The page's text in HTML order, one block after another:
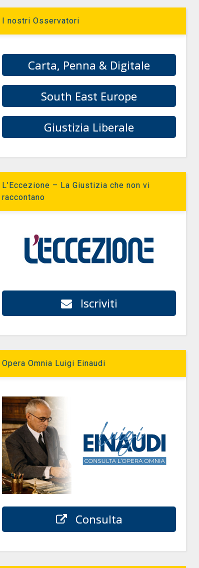
I nostri Osservatori
Carta, Penna & Digitale
South East Europe
Giustizia Liberale
L’Eccezione – La Giustizia che non vi
raccontano
Iscriviti
Opera Omnia Luigi Einaudi
Consulta